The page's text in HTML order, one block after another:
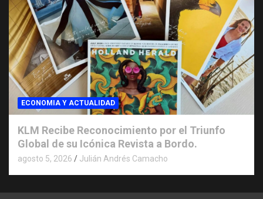
ECONOMIA Y ACTUALIDAD
KLM Recibe Reconocimiento por el Triunfo
Global de su Icónica Revista a Bordo.
agosto 5, 2026 Julián Andrés Camacho